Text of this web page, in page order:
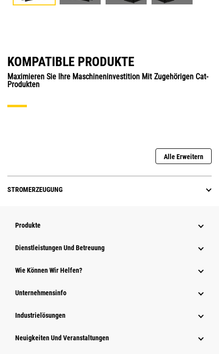
KOMPATIBLE PRODUKTE
Maximieren Sie Ihre Maschineninvestition Mit Zugehörigen Cat-
Produkten
Alle Erweitern
STROMERZEUGUNG
Produkte
Dienstleistungen Und Betreuung
Wie Können Wir Helfen?
Unternehmensinfo
Industrielösungen
Neuigkeiten Und Veranstaltungen